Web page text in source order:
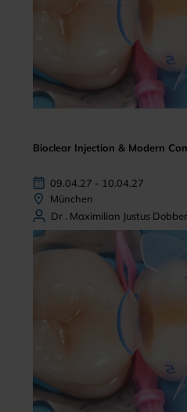
Bioclear Injection & Modern
09.04.27 - 10.04.27
München
Dr . Maximilian Justus